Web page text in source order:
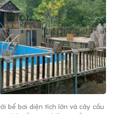
bể bơi diện tích lớn và cây cầu